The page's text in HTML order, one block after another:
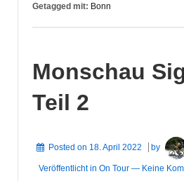
Getagged mit: Bonn
Monschau
Teil 2
Posted on 18. April 2022 by
Veröffentlicht in On Tour — Keine